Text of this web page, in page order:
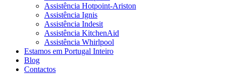
Assistência Hotpoint-Ariston
Assistência Ignis
Assistência Indesit
Assistência KitchenAid
Assistência Whirlpool
Estamos em Portugal Inteiro
Blog
Contactos